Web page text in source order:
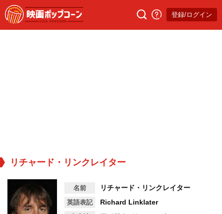
登録/ログイン
リチャード・リンクレイター
名前 リチャード・リンクレイター
英語表記 Richard Linklater